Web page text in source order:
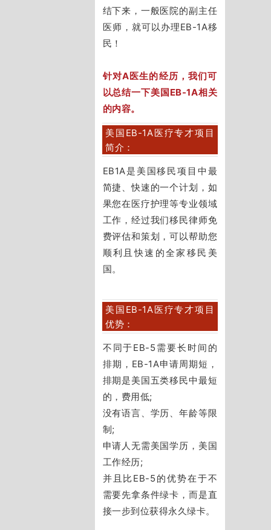
结下来，一般医院的副主任
医师，就可以办理EB-1A移
民！
针对A医生的经历，我们可
以总结一下美国EB-1A相关
的内容。
美国EB-1A医疗专才项目
简介：
EB1A是美国移民项目中最
简捷、快速的一个计划，如
果您在医疗护理等专业领域
工作，经过我们移民律师免
费评估和策划，可以帮助您
顺利且快速的全家移民美
国。
美国EB-1A医疗专才项目
优势：
不同于EB-5需要长时间的
排期，EB-1A申请周期短，
排期是美国五类移民中最短
的，费用低;
没有语言、学历、年龄等限
制;
申请人无需美国学历，美国
工作经历;
并且比EB-5的优势在于不
需要先拿条件绿卡，而是直
接一步到位获得永久绿卡。